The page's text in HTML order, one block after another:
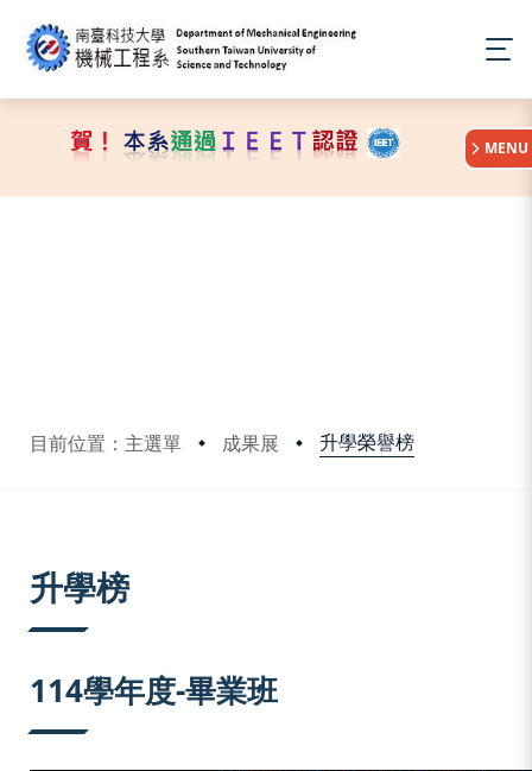
目前位置：主選單 成果展 升學榮譽榜
:::
MENU
升學榜
114學年度-畢業班